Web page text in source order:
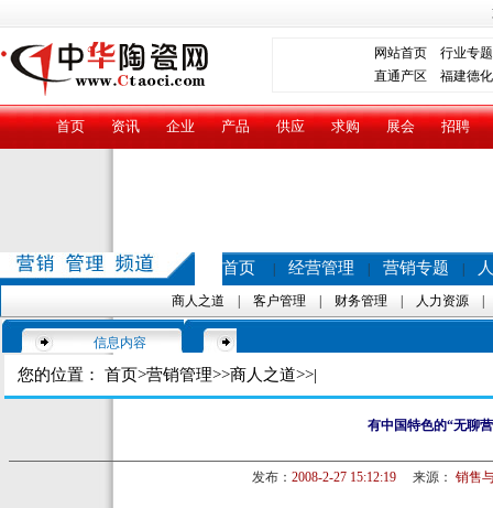
网站首页
行业专题
直通产区 福建德化
首页 资讯 企业 产品 供应 求购 展会 招聘
首页 经营管理 营销专题
商人之道 客户管理 财务管理 人力资源
信息内容
您的位置： 首页>营销管理>>商人之道>>|
有中国特色的“无聊
发布： 2008-2-27 15:12:19来源： 销售